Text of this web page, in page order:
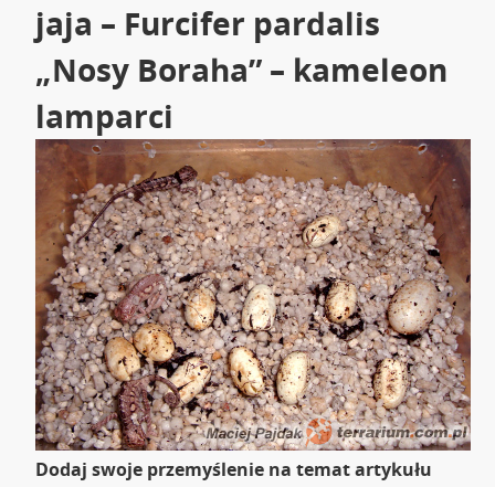
jaja – Furcifer pardalis
„Nosy Boraha” – kameleon
lamparci
Dodaj swoje przemyślenie na temat artykułu